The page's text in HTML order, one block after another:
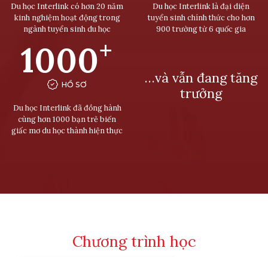
Du học Interlink có hơn 20 năm
kinh nghiệm hoạt động trong
ngành tuyển sinh du học
Du học Interlink là đại diện
tuyển sinh chính thức cho hơn
900 trường từ 6 quốc gia
1000+
HỒ SƠ
Du học Interlink đã đồng hành
cùng hơn 1000 bạn trẻ biến
giấc mơ du học thành hiện thực
…và vẫn đang tăng
trưởng
Chương trình học